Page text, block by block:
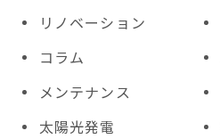
リノベーション
コラム
メンテナンス
太陽光発電